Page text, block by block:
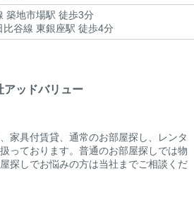
築地市場駅 徒歩3分
比谷線 東銀座駅 徒歩4分
アッドバリュー
家具付賃貸、通常のお部屋探し、レンタ
っております。普通のお部屋探しでは物
探しでお悩みの方は当社までご相談くだ